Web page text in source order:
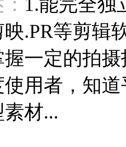
.PR等剪辑
一定的拍
用者，知
材...